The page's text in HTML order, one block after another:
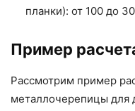
планки): от 100 до
Пример
Рассмотрим пример
металлочерепицы